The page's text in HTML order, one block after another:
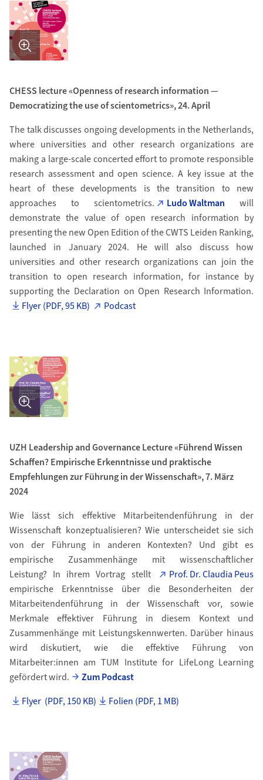
Bild in Detailansicht �ffnen
CHESS lecture «Openness of research information —
Democratizing the use of scientometrics», 24. April
The talk discusses ongoing developments in the Netherlands,
where universities and other research organizations are
making a large-scale concerted effort to promote responsible
research assessment and open science. A key issue at the
heart of these developments is the transition to new
approaches to scientometrics.
Ludo Waltman will
demonstrate the value of open research information by
presenting the new Open Edition of the CWTS Leiden Ranking,
launched in January 2024. He will also discuss how
universities and other research organizations can join the
transition to open research information, for instance by
supporting the Declaration on Open Research Information.
Flyer (PDF, 95 KB)
Podcast
Bild in Detailansicht �ffnen
UZH Leadership and Governance Lecture «Führend Wissen
Schaffen? Empirische Erkenntnisse und praktische
Empfehlungen zur Führung in der Wissenschaft», 7. März
2024
Wie lässt sich effektive Mitarbeitendenführung in der
Wissenschaft konzeptualisieren? Wie unterscheidet sie sich
von der Führung in anderen Kontexten? Und gibt es
empirische Zusammenhänge mit wissenschaftlicher
Leistung? In ihrem Vortrag stellt
Prof. Dr. Claudia Peus
empirische Erkenntnisse über die Besonderheiten der
Mitarbeitendenführung in der Wissenschaft vor, sowie
Merkmale effektiver Führung in diesem Kontext und
Zusammenhänge mit Leistungskennwerten. Darüber hinaus
wird diskutiert, wie die effektive Führung von
Mitarbeiter:innen am TUM Institute for LifeLong Learning
gefördert wird.
Zum Podcast
Flyer (PDF, 150 KB)
Folien (PDF, 1 MB)
Bild in Detailansicht �ffnen